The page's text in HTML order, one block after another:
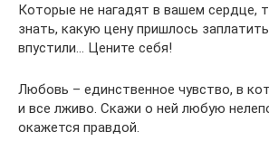
Которые не нагадят в вашем сердце,
знать, какую цену пришлось
впустили… Цените себя!
Любовь – единственное чувство, в
и все лживо. Скажи о ней любую
окажется правдой.